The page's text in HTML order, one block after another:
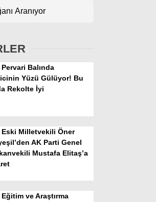
Aranıyor
Balında
Yüzü Gülüyor! Bu
Rekolte İyi
Eski Milletvekili Öner
AK Parti Genel
Mustafa Elitaş’a
ve Araştırma